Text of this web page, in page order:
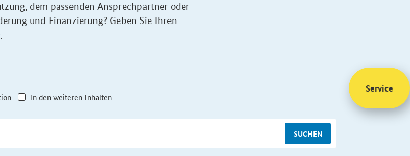
dem passenden Ansprechpartner oder
und Finanzierung? Geben Sie Ihren
In den weiteren Inhalten
SUCHEN
Service